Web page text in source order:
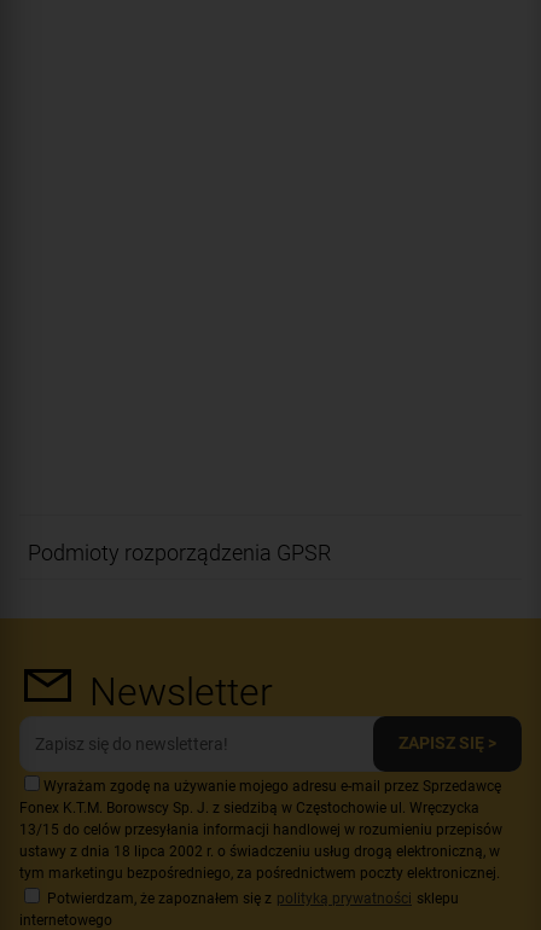
Podmioty rozporządzenia GPSR
Newsletter
ZAPISZ SIĘ >
Wyrażam zgodę na używanie mojego adresu e-mail przez Sprzedawcę
Fonex K.T.M. Borowscy Sp. J. z siedzibą w Częstochowie ul. Wręczycka
13/15 do celów przesyłania informacji handlowej w rozumieniu przepisów
ustawy z dnia 18 lipca 2002 r. o świadczeniu usług drogą elektroniczną, w
tym marketingu bezpośredniego, za pośrednictwem poczty elektronicznej.
Potwierdzam, że zapoznałem się z polityką prywatności sklepu
internetowego